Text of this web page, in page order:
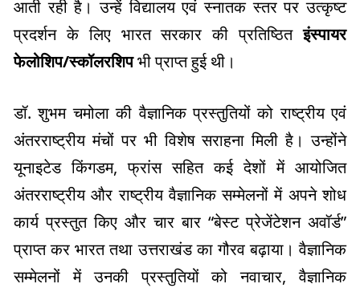
आती रही है। उन्हें विद्यालय एवं स्नातक स्तर पर उत्कृष्ट
प्रदर्शन के लिए भारत सरकार की प्रतिष्ठितइंस्पायर
फेलोशिप/स्कॉलरशिपभी प्राप्त हुई थी।
डॉ. शुभम चमोला की वैज्ञानिक प्रस्तुतियों को राष्ट्रीय एवं
अंतरराष्ट्रीय मंचों पर भी विशेष सराहना मिली है। उन्होंने
यूनाइटेड किंगडम, फ्रांस सहित कई देशों में आयोजित
अंतरराष्ट्रीय और राष्ट्रीय वैज्ञानिक सम्मेलनों में अपने शोध
कार्य प्रस्तुत किए और चार बार “बेस्ट प्रेजेंटेशन अवॉर्ड”
प्राप्त कर भारत तथा उत्तराखंड का गौरव बढ़ाया। वैज्ञानिक
सम्मेलनों में उनकी प्रस्तुतियों को नवाचार, वैज्ञानिक